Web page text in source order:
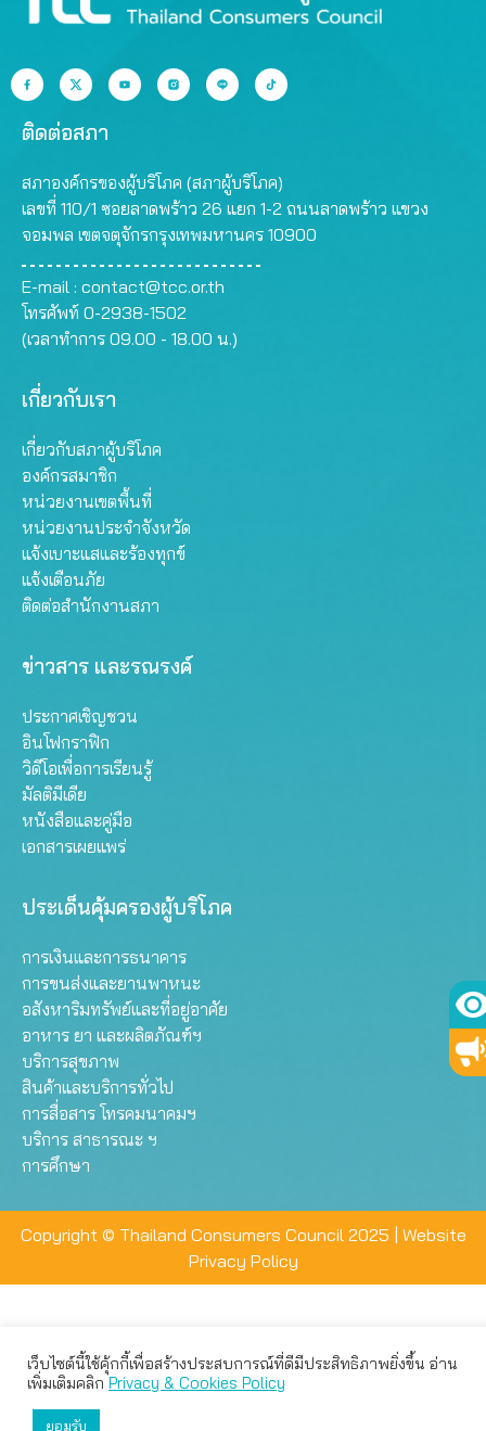
ติดต่อสภา
สภาองค์กรของผู้บริโภค (สภาผู้บริโภค)
เลขที่ 110/1 ซอยลาดพร้าว 26 แยก 1-2 ถนนลาดพร้าว แขวง
จอมพล เขตจตุจักรกรุงเทพมหานคร 10900
E-mail : contact@tcc.or.th
โทรศัพท์ 0-2938-1502
(เวลาทำการ 09.00 - 18.00 น.)
เกี่ยวกับเรา
เกี่ยวกับสภาผู้บริโภค
องค์กรสมาชิก
หน่วยงานเขตพื้นที่
หน่วยงานประจำจังหวัด
แจ้งเบาะแสและร้องทุกข์
แจ้งเตือนภัย
ติดต่อสำนักงานสภา
ข่าวสาร และรณรงค์
ประกาศเชิญชวน
อินโฟกราฟิก
วิดีโอเพื่อการเรียนรู้
มัลติมีเดีย
หนังสือและคู่มือ
เอกสารเผยแพร่
ประเด็นคุ้มครองผู้บริโภค
การเงินและการธนาคาร
การขนส่งและยานพาหนะ
อสังหาริมทรัพย์และที่อยู่อาศัย
อาหาร ยา และผลิตภัณฑ์ฯ
บริการสุขภาพ
สินค้าและบริการทั่วไป
การสื่อสาร โทรคมนาคมฯ
บริการ สาธารณะ ฯ
การศึกษา
Copyright © Thailand Consumers Council 2025 | Website
Privacy Policy
เว็บไซต์นี้ใช้คุ้กกี้เพื่อสร้างประสบการณ์ที่ดีมีประสิทธิภาพยิ่งขึ้น อ่าน
เพิ่มเติมคลิกPrivacy & Cookies Policy
ยอมรับ
เว็บไซต์นี้ใช้คุกกี้เพื่อมอบประสบการณ์การใช้งานที่ดีให้แก่ท่าน คุณ
สามารถเลือกตั้งค่าความเป็นส่วนตัวได้